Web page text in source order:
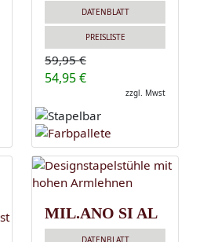
DATENBLATT
PREISLISTE
59,95 €
54,95 €
zzgl. Mwst
MIL.ANO SI AL
DATENBLATT